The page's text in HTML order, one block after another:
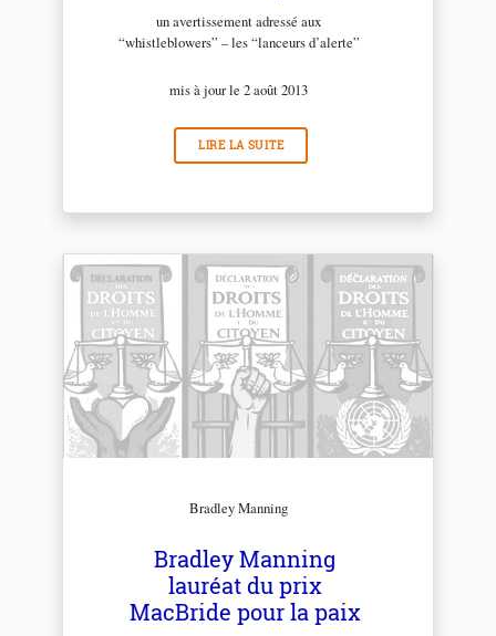
un avertissement adressé aux
“whistleblowers” – les “lanceurs d’alerte”
mis à jour le 2 août 2013
LIRE LA SUITE
Bradley Manning
Bradley Manning
lauréat du prix
MacBride pour la paix